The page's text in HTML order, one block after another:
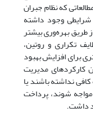
که نظام جبران
وجود داشته
طریق بهره‌‌‌‌وری بیشتر
تکراری و روتین،
برای افزایش بهبود
کارکردهای مدیریت
نداشته باشند یا
مواجه شوند، پرداخت
داشت.